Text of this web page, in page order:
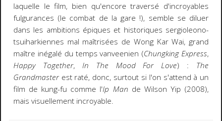
laquelle le film, bien qu'encore traversé d'incroyables
fulgurances (le combat de la gare !), semble se diluer
dans les ambitions épiques et historiques sergioleono-
tsuiharkiennes mal maîtrisées de Wong Kar Wai, grand
maître inégalé du temps vanveenien (Chungking Express,
Happy Together, In The Mood For Love) : The
Grandmasterest raté, donc, surtout si l'on s'attend à un
film de kung-fu comme l'Ip Man de Wilson Yip (2008),
mais visuellement incroyable.